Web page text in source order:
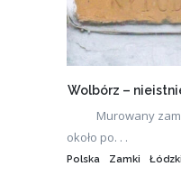
Wolbórz –
Murowany
około po. . .
Polska Zamki